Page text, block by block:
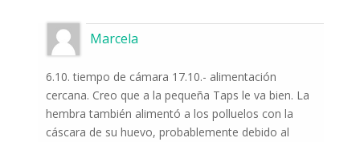
Marcela
6.10. tiempo de cámara 17.10.- alimentación
cercana. Creo que a la pequeña Taps le va bien. La
hembra también alimentó a los polluelos con la
cáscara de su huevo, probablemente debido al